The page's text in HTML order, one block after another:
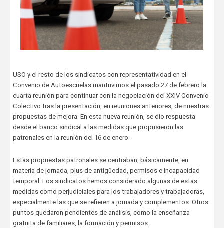
USO y el resto de los sindicatos con representatividad en el
Convenio de Autoescuelas mantuvimos el pasado 27 de febrero la
cuarta reunión para continuar con la negociación del XXIV Convenio
Colectivo tras la presentación, en reuniones anteriores, de nuestras
propuestas de mejora. En esta nueva reunión, se dio respuesta
desde el banco sindical a las medidas que propusieron las
patronales en la reunión del 16 de enero.
Estas propuestas patronales se centraban, básicamente, en
materia de jornada, plus de antigüedad, permisos e incapacidad
temporal. Los sindicatos hemos considerado algunas de estas
medidas como perjudiciales para los trabajadores y trabajadoras,
especialmente las que se refieren a jornada y complementos. Otros
puntos quedaron pendientes de análisis, como la enseñanza
gratuita de familiares, la formación y permisos.